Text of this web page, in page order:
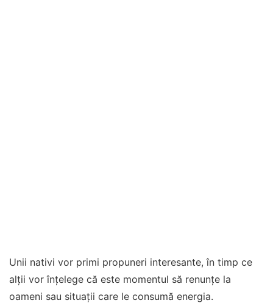
Unii nativi vor primi propuneri interesante, în timp ce
alții vor înțelege că este momentul să renunțe la
oameni sau situații care le consumă energia.